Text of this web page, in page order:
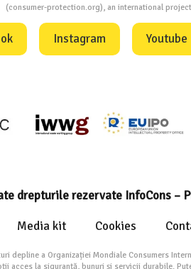
(consumer-protection.org), an international
Instagram Youtube
drepturile rezervate InfoCons –
Media kit Cookies
depline a Organizației Mondiale Consumers
acces la siguranță, bunuri și servicii durabile.